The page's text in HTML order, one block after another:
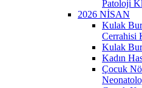
Patoloji
2026 NİSAN
Kulak
Cerrahisi
Kulak
Kadın
Çocuk